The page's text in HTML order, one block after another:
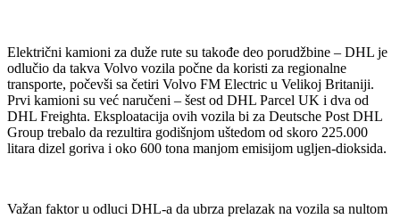
Električni kamioni za duže rute su takođe deo porudžbine – DHL je
odlučio da takva Volvo vozila počne da koristi za regionalne
transporte, počevši sa četiri Volvo FM Electric u Velikoj Britaniji.
Prvi kamioni su već naručeni – šest od DHL Parcel UK i dva od
DHL Freighta. Eksploatacija ovih vozila bi za Deutsche Post DHL
Group trebalo da rezultira godišnjom uštedom od skoro 225.000
litara dizel goriva i oko 600 tona manjom emisijom ugljen-dioksida.
Važan faktor u odluci DHL-a da ubrza prelazak na vozila sa nultom